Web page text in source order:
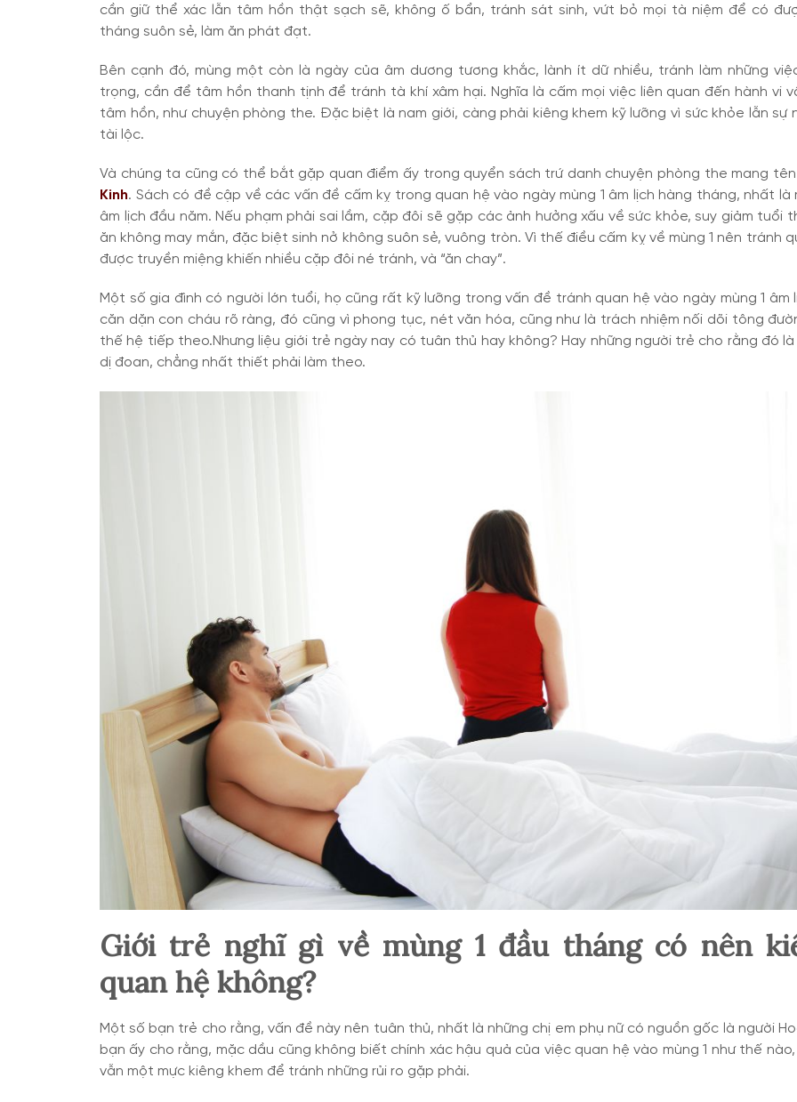
cần giữ thể xác lẫn tâm hồn thật sạch sẽ, không ố bẩn, tránh sát sinh, vứt bỏ mọi tà niệm để có
tháng suôn sẻ, làm ăn phát đạt.
Bên cạnh đó, mùng một còn là ngày của âm dương tương khắc, lành ít dữ nhiều, tránh làm những
trọng, cần để tâm hồn thanh tịnh để tránh tà khí xâm hại. Nghĩa là cấm mọi việc liên quan đến hành vi
tâm hồn, như chuyện phòng the. Đặc biệt là nam giới, càng phải kiêng khem kỹ lưỡng vì sức khỏe lẫn sự
tài lộc.
Và chúng ta cũng có thể bắt gặp quan điểm ấy trong quyển sách trứ danh chuyện phòng the mang
Kinh. Sách có đề cập về các vấn đề cấm kỵ trong quan hệ vào ngày mùng 1 âm lịch hàng tháng, nhất là
âm lịch đầu năm. Nếu phạm phải sai lầm, cặp đôi sẽ gặp các ảnh hưởng xấu về sức khỏe, suy giảm tuổi
ăn không may mắn, đặc biệt sinh nở không suôn sẻ, vuông tròn. Vì thế điều cấm kỵ về mùng 1 nên tránh
được truyền miệng khiến nhiều cặp đôi né tránh, và “ăn chay”.
Một số gia đình có người lớn tuổi, họ cũng rất kỹ lưỡng trong vấn đề tránh quan hệ vào ngày mùng 1 âm
căn dặn con cháu rõ ràng, đó cũng vì phong tục, nét văn hóa, cũng như là trách nhiệm nối dõi tông
thế hệ tiếp theo.Nhưng liệu giới trẻ ngày nay có tuân thủ hay không? Hay những người trẻ cho rằng đó
dị đoan, chẳng nhất thiết phải làm theo.
Giới trẻ nghĩ gì về mùng 1 đầu tháng có nên
quan hệ không?
Một số bạn trẻ cho rằng, vấn đề này nên tuân thủ, nhất là những chị em phụ nữ có nguồn gốc là người
bạn ấy cho rằng, mặc dầu cũng không biết chính xác hậu quả của việc quan hệ vào mùng 1 như thế
vẫn một mực kiêng khem để tránh những rủi ro gặp phải.